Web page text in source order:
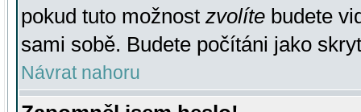
pokud tuto možnost zvolíte budete
sami sobě. Budete počítáni jako
Návrat nahoru